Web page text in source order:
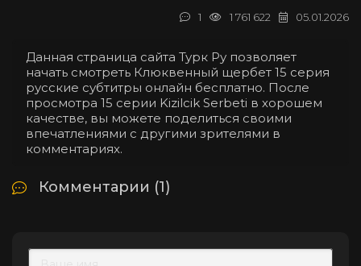
05.01.2026
1 761 622
1
Данная страница сайта Турк Ру позволяет
начать смотреть Клюквенный щербет 15 серия
русские субтитры онлайн бесплатно. После
просмотра 15 серии Kizilcik Serbeti в хорошем
качестве, вы можете поделиться своими
впечатлениями с другими зрителями в
комментариях.
Комментарии (1)